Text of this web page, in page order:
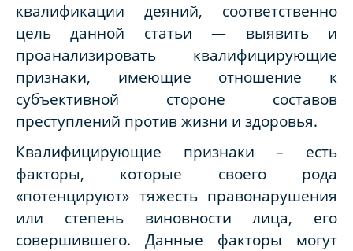
квалификации деяний, соответственно
цель данной статьи — выявить и
проанализировать квалифицирующие
признаки, имеющие отношение к
субъективной стороне составов
преступлений против жизни и здоровья.
Квалифицирующие признаки – есть
факторы, которые своего рода
«потенцируют» тяжесть правонарушения
или степень виновности лица, его
совершившего. Данные факторы могут